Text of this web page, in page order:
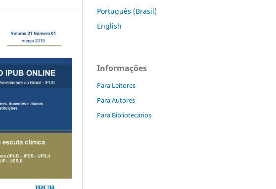
Português (Brasil)
English
Informações
Para Leitores
Para Autores
Para Bibliotecários